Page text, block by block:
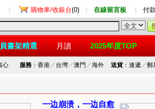
購物車/收銀台(0) 在線留言板 付
書架精選 月讀 2025年度TOP
心 服務：香港／ 台灣／澳門 ／海外 送貨：速遞 ／郵
一边崩溃，一边自愈